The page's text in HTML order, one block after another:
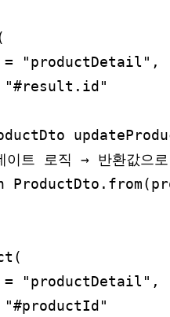
"productDetail",
트 로직 → 반환값으
"productDetail",